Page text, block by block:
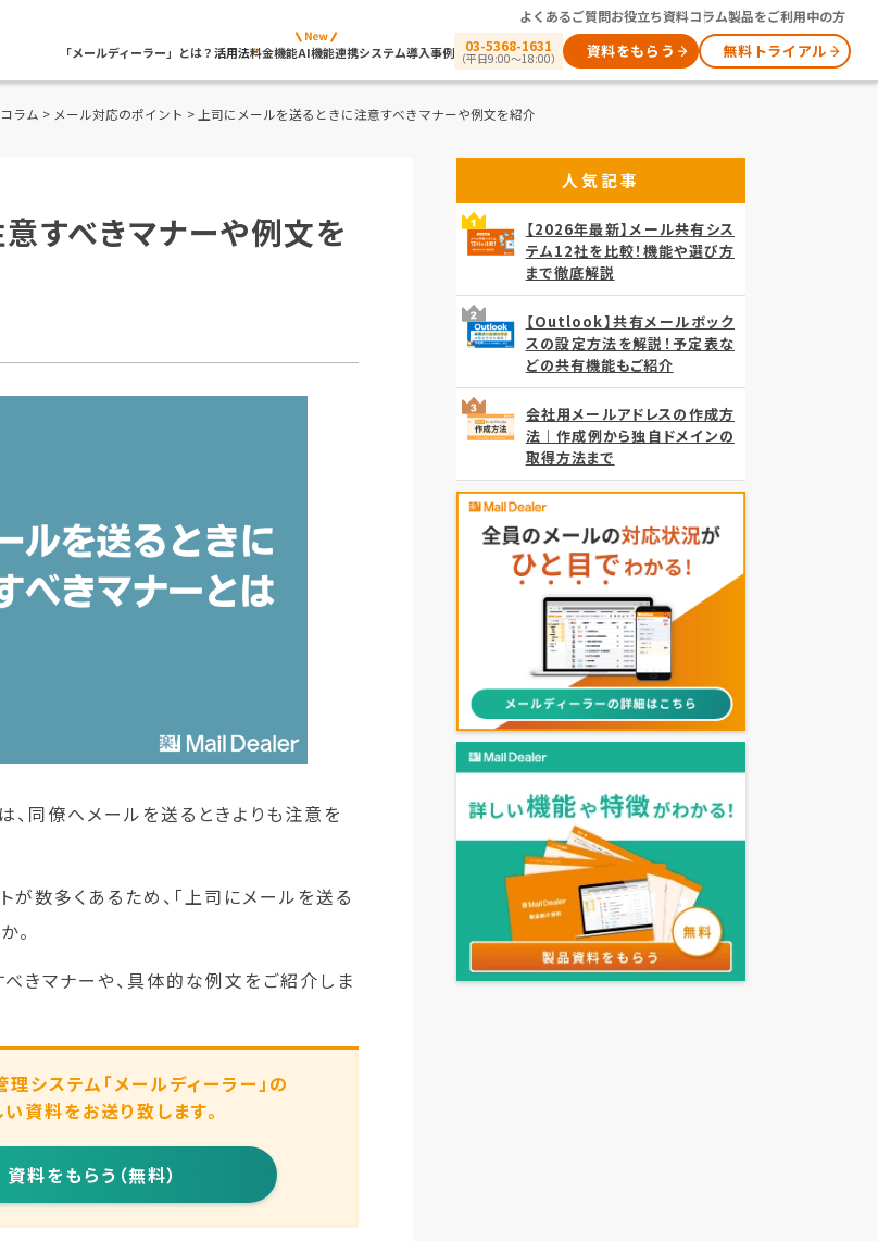
よくあるご質問お役立ち資料コラム製品をご利用中の方
「メールディーラー」とは？活用法料金機能AI機能連携システム導入事例 03-5368-1631
（平日9:00～18:00） 資料をもらう 無料トライアル
ラム > メール対応のポイント > 上司にメールを送るときに注意すべきマナーや例文を紹介
すべきマナーや例文を
同僚へメールを送るときよりも注意を
が数多くあるため、「上司にメールを送る
。
きマナーや、具体的な例文をご紹介しま
理システム 「メールディーラー」の
資料をお送り致します。
資料をもらう（無料）
人気記事
【2026年最新】メール共有シス
テム12社を比較！機能や選び方
まで徹底解説
【Outlook】共有メールボック
スの設定方法を解説！予定表な
どの共有機能もご紹介
会社用メールアドレスの作成方
法｜作成例から独自ドメインの
取得方法まで